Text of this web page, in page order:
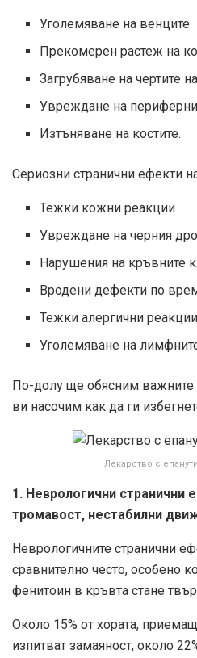
Уголемяване на венците
Прекомерен растеж на
Загрубяване на чертите
Увреждане на
Изтъняване на костите.
Сериозни странични ефекти
Тежки кожни реакции
Увреждане на черния
Нарушения на кръвните
Вродени дефекти по
Тежки алергични реакции
Уголемяване на
По-долу ще обясним важните
ви насочим как да ги
Лекарство с
1. Неврологични странични
тромавост, нестабилни
Неврологичните странични
сравнително често, особено
фенитоин в кръвта стане
Около 15% от хората,
изпитват замаяност, около